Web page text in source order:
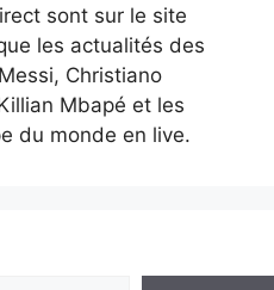
sont sur le site
les actualités des
Christiano
Mbapé et les
du monde en live.